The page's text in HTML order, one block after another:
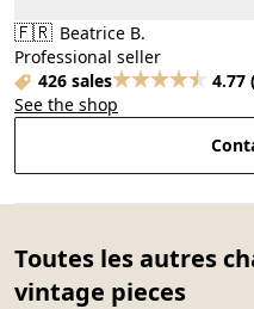
🇫🇷 Beatrice B.
Professional seller
426 sales
4.77 (
See the shop
Toutes les autres
vintage pieces